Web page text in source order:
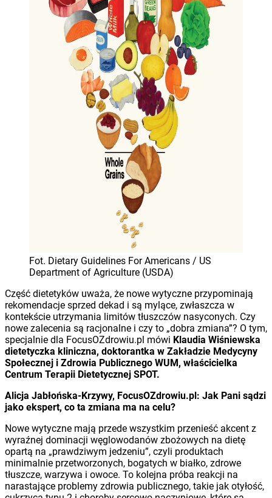
Fot. Dietary Guidelines For Americans / US
Department of Agriculture (USDA)
Część dietetyków uważa, że nowe wytyczne przypominają
rekomendacje sprzed dekad i są mylące, zwłaszcza w
kontekście utrzymania limitów tłuszczów nasyconych. Czy
nowe zalecenia są racjonalne i czy to „dobra zmiana”? O tym,
specjalnie dla FocusOZdrowiu.pl mówi Klaudia Wiśniewska
dietetyczka kliniczna, doktorantka w Zakładzie Medycyny
Społecznej i Zdrowia Publicznego WUM, właścicielka
Centrum Terapii Dietetycznej SPOT.
Alicja Jabłońska-Krzywy, FocusOZdrowiu.pl: Jak Pani sądzi
jako ekspert, co ta zmiana ma na celu?
Nowe wytyczne mają przede wszystkim przenieść akcent z
wyraźnej dominacji węglowodanów zbożowych na dietę
opartą na „prawdziwym jedzeniu”, czyli produktach
minimalnie przetworzonych, bogatych w białko, zdrowe
tłuszcze, warzywa i owoce. To kolejna próba reakcji na
narastające problemy zdrowia publicznego, takie jak otyłość,